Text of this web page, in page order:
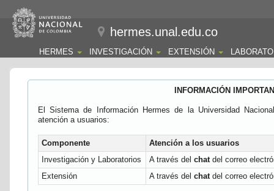
hermes.unal.edu.co
HERMES INVESTIGACIÓN EXTENSIÓN
INFORMACIÓN
El Sistema de Información Hermes de la Universidad
atención a usuarios:
Componente
Atención a los usuarios
Investigación y Laboratorios
A través del chatdel correo
Extensión
A través del chatdel correo